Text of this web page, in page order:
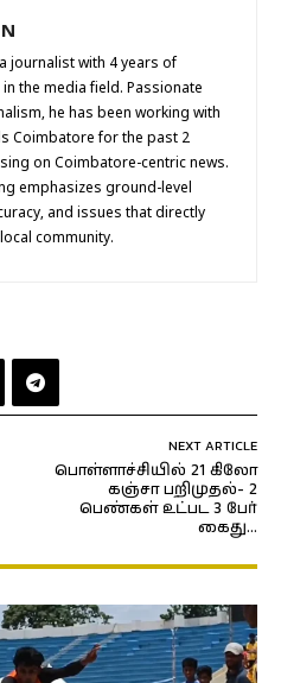
journalist with 4 years of
the media field. Passionate
he has been working with
Coimbatore for the past 2
on Coimbatore-centric news.
emphasizes ground-level
and issues that directly
community.
NEXT ARTICLE
பொள்ளாச்சியில் 21 கிலோ
கஞ்சா பறிமுதல்- 2
பெண்கள் உட்பட 3 பேர்
கைது…